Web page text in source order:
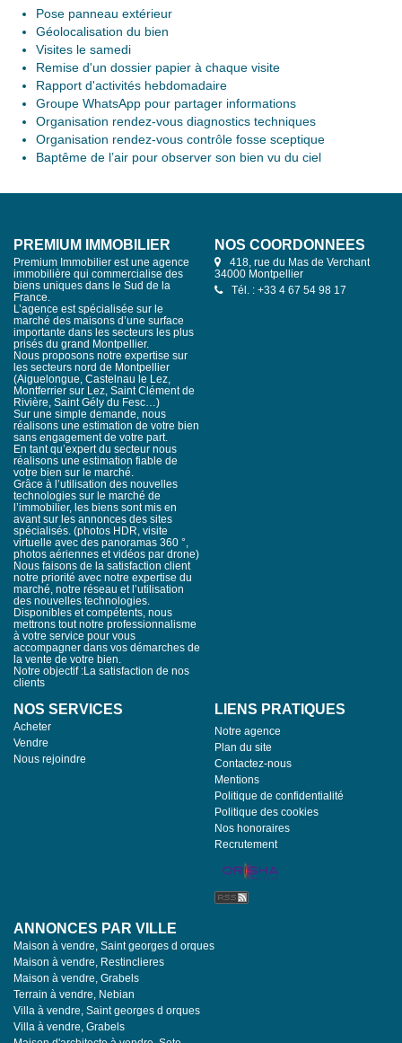
Pose panneau extérieur
Géolocalisation du bien
Visites le samedi
Remise d'un dossier papier à chaque visite
Rapport d'activités hebdomadaire
Groupe WhatsApp pour partager informations
Organisation rendez-vous diagnostics techniques
Organisation rendez-vous contrôle fosse sceptique
Baptême de l’air pour observer son bien vu du ciel
PREMIUM IMMOBILIER
Premium Immobilier est une agence
immobilière qui commercialise des
biens uniques dans le Sud de la
France.
L’agence est spécialisée sur le
marché des maisons d’une surface
importante dans les secteurs les plus
prisés du grand Montpellier.
Nous proposons notre expertise sur
les secteurs nord de Montpellier
(Aiguelongue, Castelnau le Lez,
Montferrier sur Lez, Saint Clément de
Rivière, Saint Gély du Fesc…)
Sur une simple demande, nous
réalisons une estimation de votre bien
sans engagement de votre part.
En tant qu’expert du secteur nous
réalisons une estimation fiable de
votre bien sur le marché.
Grâce à l’utilisation des nouvelles
technologies sur le marché de
l’immobilier, les biens sont mis en
avant sur les annonces des sites
spécialisés. (photos HDR, visite
virtuelle avec des panoramas 360 °,
photos aériennes et vidéos par drone)
Nous faisons de la satisfaction client
notre priorité avec notre expertise du
marché, notre réseau et l’utilisation
des nouvelles technologies.
Disponibles et compétents, nous
mettrons tout notre professionnalisme
à votre service pour vous
accompagner dans vos démarches de
la vente de votre bien.
Notre objectif :La satisfaction de nos
clients
NOS COORDONNÉES
418, rue du Mas de Verchant
34000 Montpellier
Tél. : +33 4 67 54 98 17
NOS SERVICES
Acheter
Vendre
Nous rejoindre
LIENS PRATIQUES
Notre agence
Plan du site
Contactez-nous
Mentions
Politique de confidentialité
Politique des cookies
Nos honoraires
Recrutement
ANNONCES PAR VILLE
Maison à vendre, Saint georges d orques
Maison à vendre, Restinclieres
Maison à vendre, Grabels
Terrain à vendre, Nebian
Villa à vendre, Saint georges d orques
Villa à vendre, Grabels